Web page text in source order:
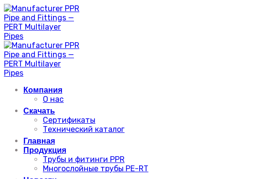
Skip
to
content
Компания
О нас
Скачать
Сертификаты
Технический каталог
Главная
Продукция
Трубы и фитинги PPR
Многослойные трубы PE-RT